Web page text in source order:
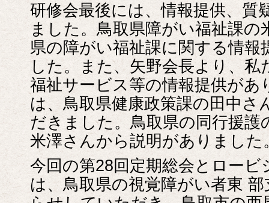
研修会最後には、情報提供、質
ました。鳥取県障がい福祉課
県の障がい福祉課に関する情
した。また、矢野会長より、
福祉サービス等の情報提供があ
は、鳥取県健康政策課の田中さ
だきました。鳥取県の同行援護
米澤さんから説明がありました
今回の第28回定期総会とロー
は、鳥取県の視覚障がい者東